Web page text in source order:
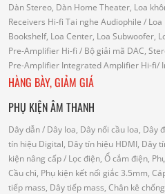
Dàn Stereo, Dàn Home Theater, Loa
Receivers Hi-fi Tai nghe Audiophile / Loa
Bookshelf, Loa Center, Loa Subwoofer,
Pre-Amplifier Hi-fi / Bộ giải mã DAC,
Pre-Amplifier Integrated Amplifier Hi-fi/
HÀNG BÀY, GIẢM GIÁ
PHỤ KIỆN ÂM THANH
Dây dẫn/ Dây loa, Dây nối cầu loa, Dây
tín hiệu Digital, Dây tín hiệu HDMI, Dây
kiện nâng cấp/ Lọc điện, Ổ cắm điện,
Cầu chì, Phụ kiện kết nối giắc 3.5mm,
tiếp mass, Dây tiếp mass, Chân kê